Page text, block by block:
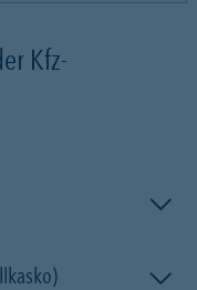
Kfz-